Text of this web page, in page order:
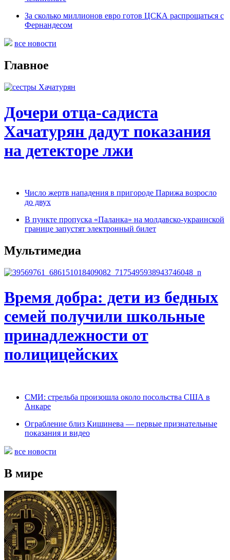
За сколько миллионов евро готов ЦСКА распрощаться с
Фернандесом
все новости
Главное
Дочери отца-садиста
Хачатурян дадут показания
на детекторе лжи
Число жертв нападения в пригороде Парижа возросло
до двух
В пункте пропуска «Паланка» на молдавско-украинской
границе запустят электронный билет
Мультимедиа
Время добра: дети из бедных
семей получили школьные
принадлежности от
полицицейских
СМИ: стрельба произошла около посольства США в
Анкаре
Ограбление близ Кишинева — первые признательные
показания и видео
все новости
В мире